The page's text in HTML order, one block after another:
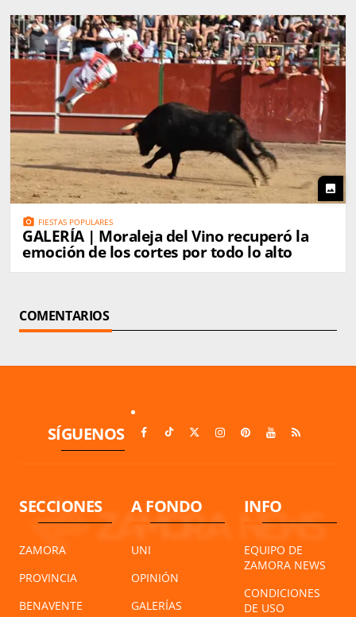
photo
photo_camera FIESTAS POPULARES
GALERÍA | Moraleja del Vino recuperó la
emoción de los cortes por todo lo alto
COMENTARIOS
SÍGUENOS
SECCIONES
ZAMORA
PROVINCIA
BENAVENTE
A FONDO
UNI
OPINIÓN
GALERÍAS
INFO
EQUIPO DE
ZAMORA NEWS
CONDICIONES
DE USO